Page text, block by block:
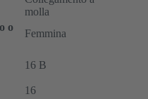
molla
o
Femmina
16 B
16